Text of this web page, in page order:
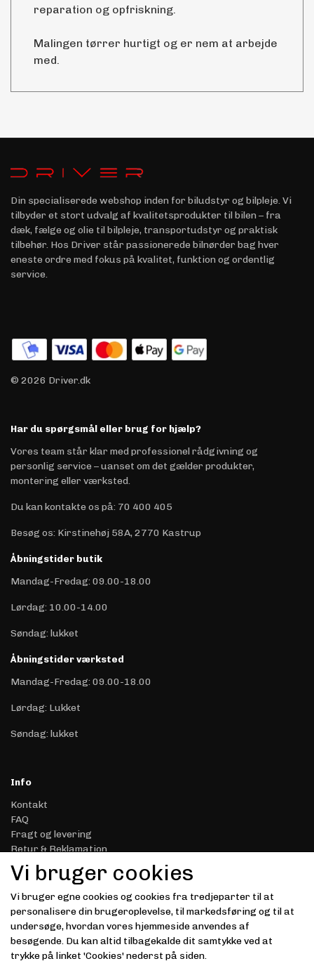
reparation og opfriskning.
Malingen tørrer hurtigt og er nem at arbejde
med.
Din specialiserede webshop inden for biludstyr og bilpleje. Vi
tilbyder et stort udvalg af kvalitetsprodukter til bilen – fra
dæk, fælge og olie til bilpleje, transportudstyr og praktisk
tilbehør. Hos Driver står passionerede bilnørder bag hver
eneste ordre med fokus på kvalitet, funktion og ordentlig
service.
© 2026 Driver.dk
Har du spørgsmål eller brug for hjælp?
Vores team står klar med professionel rådgivning og
personlig service – uanset om det gælder produkter,
montering eller værksted.
Du kan kontakte os på: 70 400 405
Besøg os: Kirstinehøj 58A, 2770 Kastrup
Åbningstider butik
Mandag-Fredag: 09.00-18.00
Lørdag: 10.00-14.00
Søndag: lukket
Åbningstider værksted
Mandag-Fredag: 09.00-18.00
Lørdag: Lukket
Søndag: lukket
Info
Kontakt
FAQ
Fragt og levering
Retur & Reklamation
Handelsbetingelser
Datasikkerhed & Privatliv
Gavekort
Om Driver.dk
Kunde login
Modtag vores nyhedsbrev via e-mail
Vi bruger cookies
Vi bruger egne cookies og cookies fra tredjeparter til at
personalisere din brugeroplevelse, til markedsføring og til at
undersøge, hvordan vores hjemmeside anvendes af
besøgende. Du kan altid tilbagekalde dit samtykke ved at
trykke på linket 'Cookies' nederst på siden.